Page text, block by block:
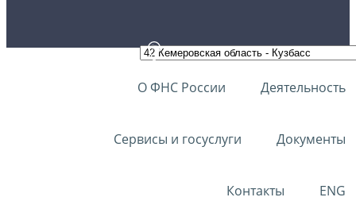
О ФНС России Деятельность
Сервисы и госуслуги Документы
Контакты ENG